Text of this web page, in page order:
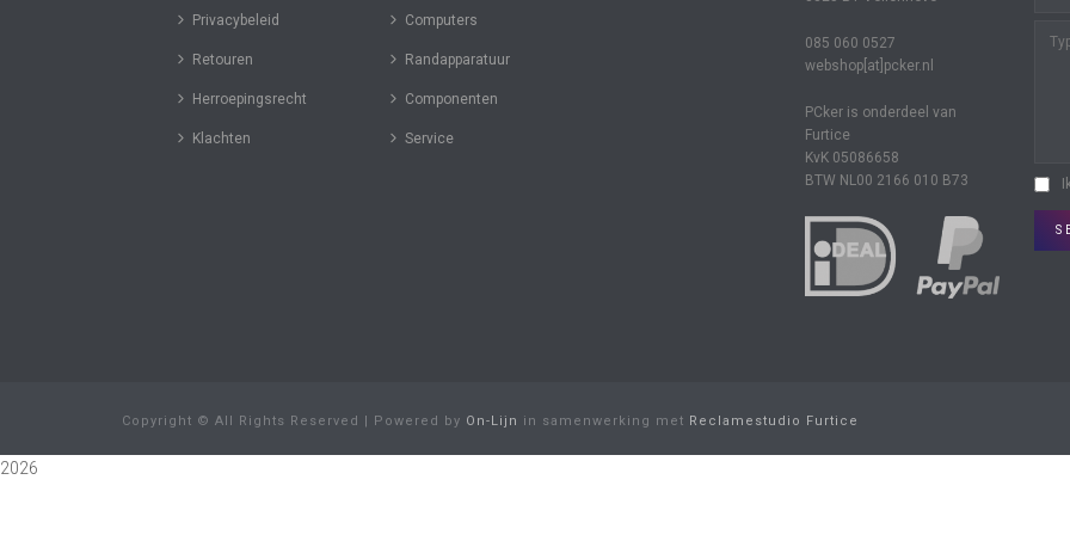
Privacybeleid
Retouren
Herroepingsrecht
Klachten
Computers
Randapparatuur
Componenten
Service
085 060 0527
webshop[at]pcker.nl
PCker is onderdeel van
Furtice
KvK 05086658
BTW NL00 2166 010 B73
Copyright © All Rights Reserved | Powered by On-Lijn in samenwerking met Reclamestudio Furtice
2026